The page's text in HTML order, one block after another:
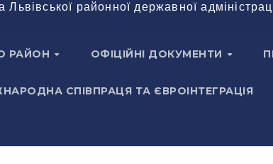
Львівської районної державної
РАЙОН ОФІЦІЙНІ ДОКУМЕНТИ
СПІВПРАЦЯ ТА ЄВРОІНТЕГРАЦІЯ